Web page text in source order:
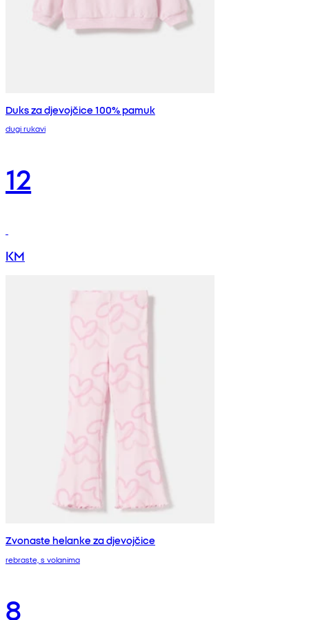
Duks za djevojčice 100% pamuk
dugi rukavi
12
KM
Zvonaste helanke za djevojčice
rebraste, s volanima
8